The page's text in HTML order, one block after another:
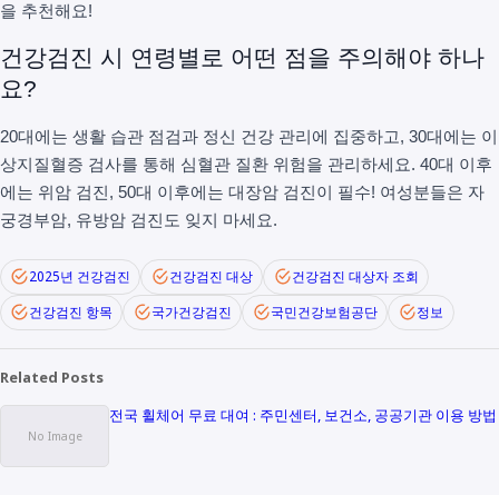
을 추천해요!
건강검진 시 연령별로 어떤 점을 주의해야 하나
요?
20대에는 생활 습관 점검과 정신 건강 관리에 집중하고, 30대에는 이
상지질혈증 검사를 통해 심혈관 질환 위험을 관리하세요. 40대 이후
에는 위암 검진, 50대 이후에는 대장암 검진이 필수! 여성분들은 자
궁경부암, 유방암 검진도 잊지 마세요.
2025년 건강검진 건강검진 대상
건강검진 대상자 조회
건강검진 항목
국가건강검진 국민건강보험공단 정보
Related Posts
전국 휠체어 무료 대여 : 주민센터, 보건소, 공공기관 이용 방법